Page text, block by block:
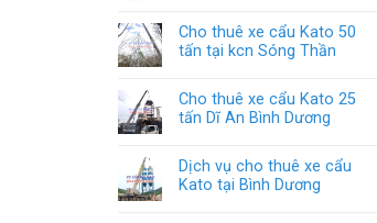
Cho thuê xe cẩu Kato 50
tấn tại kcn Sóng Thần
Cho thuê xe cẩu Kato 25
tấn Dĩ An Bình Dương
Dịch vụ cho thuê xe cẩu
Kato tại Bình Dương